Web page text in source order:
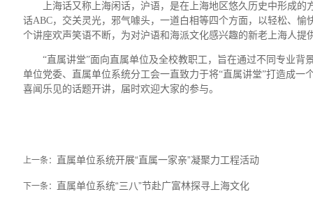
上海话又称上海闲话，沪语，是在上海地区悠久历史中形成
话ABC，交关灵光，邪气噱头，一道白相等四个方面，以轻松、
个讲座欢声笑语不断，为对沪语和海派文化感兴趣的新老上海人提
“直属讲堂”面向直属单位及全校教职工，旨在通过不同专业
单位党委、直属单位系统分工会一直致力于将“直属讲堂”打造成
喜闻乐见的话题开讲，届时欢迎大家的参与。
上一条： 直属单位系统开展“直属一家亲”凝聚力工程活动
下一条： 直属单位系统“三八”节赴广富林探寻上海文化